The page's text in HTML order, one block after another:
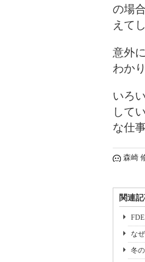
の場
えて
意外
わか
いろ
して
な仕
森崎
関連
な
冬